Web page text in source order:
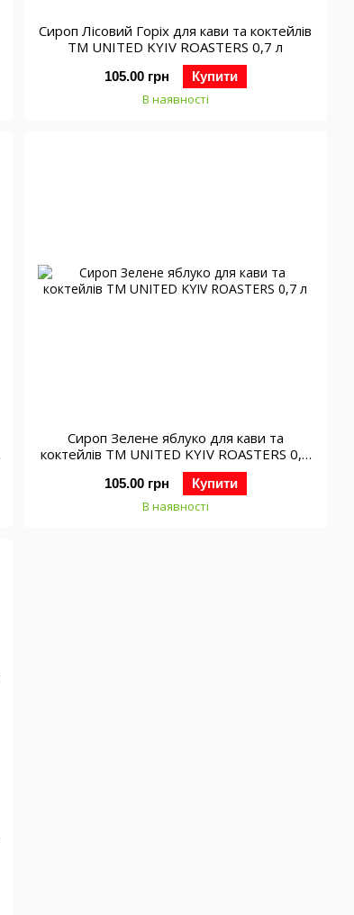
Сироп Лісовий Горіх для кави та коктейлів
ТМ UNITED KYIV ROASTERS 0,7 л
105.00 грн Купити
В наявності
Сироп Зелене яблуко для кави та
коктейлів ТМ UNITED KYIV ROASTERS 0,7
105.00 грн Купити
В наявності